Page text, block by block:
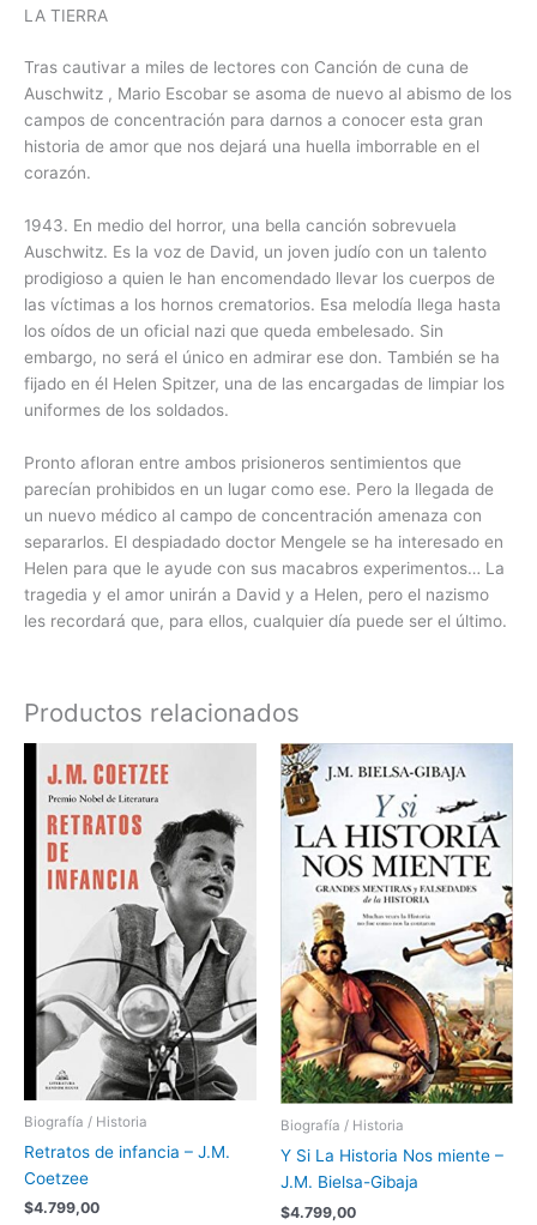
LA TIERRA
Tras cautivar a miles de lectores con Canción de cuna de
Auschwitz , Mario Escobar se asoma de nuevo al abismo de los
campos de concentración para darnos a conocer esta gran
historia de amor que nos dejará una huella imborrable en el
corazón.
1943. En medio del horror, una bella canción sobrevuela
Auschwitz. Es la voz de David, un joven judío con un talento
prodigioso a quien le han encomendado llevar los cuerpos de
las víctimas a los hornos crematorios. Esa melodía llega hasta
los oídos de un oficial nazi que queda embelesado. Sin
embargo, no será el único en admirar ese don. También se ha
fijado en él Helen Spitzer, una de las encargadas de limpiar los
uniformes de los soldados.
Pronto afloran entre ambos prisioneros sentimientos que
parecían prohibidos en un lugar como ese. Pero la llegada de
un nuevo médico al campo de concentración amenaza con
separarlos. El despiadado doctor Mengele se ha interesado en
Helen para que le ayude con sus macabros experimentos… La
tragedia y el amor unirán a David y a Helen, pero el nazismo
les recordará que, para ellos, cualquier día puede ser el último.
Productos relacionados
Biografía / Historia
Retratos de infancia – J.M.
Coetzee
$4.799,00
Biografía / Historia
Y Si La Historia Nos miente –
J.M. Bielsa-Gibaja
$4.799,00